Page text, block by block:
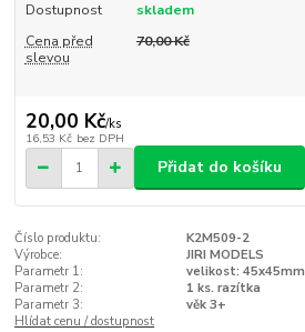
Dostupnost
skladem
Cena před
slevou
70,00 Kč
20,00 Kč/ks
16,53 Kč bez DPH
Přidat do košíku
Číslo produktu:
K2M509-2
Výrobce:
JIRI MODELS
Parametr 1:
velikost: 45x45mm
Parametr 2:
1 ks. razítka
Parametr 3:
věk 3+
Hlídat cenu / dostupnost